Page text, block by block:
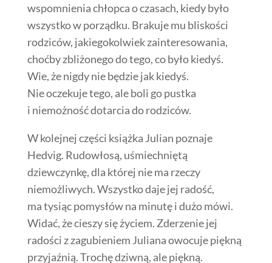
wspomnienia chłopca o czasach, kiedy było
wszystko w porządku. Brakuje mu bliskości
rodziców, jakiegokolwiek zainteresowania,
choćby zbliżonego do tego, co było kiedyś.
Wie, że nigdy nie będzie jak kiedyś.
Nie oczekuje tego, ale boli go pustka
i niemożność dotarcia do rodziców.
W kolejnej części książka Julian poznaje
Hedvig. Rudowłosą, uśmiechniętą
dziewczynkę, dla której nie ma rzeczy
niemożliwych. Wszystko daje jej radość,
ma tysiąc pomysłów na minutę i dużo mówi.
Widać, że cieszy się życiem. Zderzenie jej
radości z zagubieniem Juliana owocuje piękną
przyjaźnią. Trochę dziwną, ale piękną.